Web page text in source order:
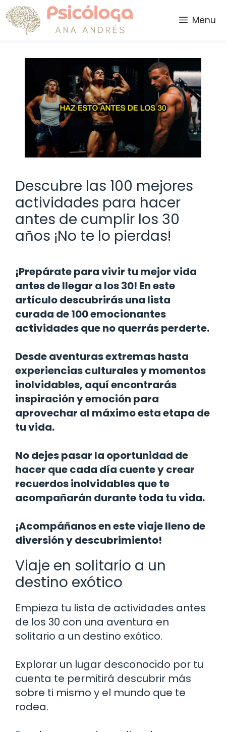
Saltar
al
contenido
Menu
Descubre las 100 mejores
actividades para hacer
antes de cumplir los 30
años ¡No te lo pierdas!
¡Prepárate para vivir tu mejor vida
antes de llegar a los 30! En este
artículo descubrirás una lista
curada de 100 emocionantes
actividades que no querrás perderte.
Desde aventuras extremas hasta
experiencias culturales y momentos
inolvidables, aquí encontrarás
inspiración y emoción para
aprovechar al máximo esta etapa de
tu vida.
No dejes pasar la oportunidad de
hacer que cada día cuente y crear
recuerdos inolvidables que te
acompañarán durante toda tu vida.
¡Acompáñanos en este viaje lleno de
diversión y descubrimiento!
Viaje en solitario a un
destino exótico
Empieza tu lista de actividades antes
de los 30 con una aventura en
solitario a un destino exótico.
Explorar un lugar desconocido por tu
cuenta te permitirá descubrir más
sobre ti mismo y el mundo que te
rodea.